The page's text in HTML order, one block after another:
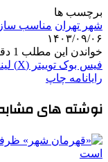
برچسب ها
شهر تهران مناسب
۱۴۰۳/۰۹/۰۶
خواندن این مطلب 1 دقیقه زمان میبرد
فیس بوک توییتر (X)
رایانامه چاپ
نوشته های